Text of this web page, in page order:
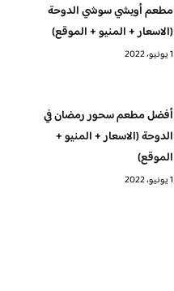
مطعم أويشي سوشي الدوحة
(الاسعار + المنيو + الموقع)
1 يونيو، 2022
أفضل مطعم سحور رمضان في
الدوحة (الاسعار + المنيو +
الموقع)
1 يونيو، 2022